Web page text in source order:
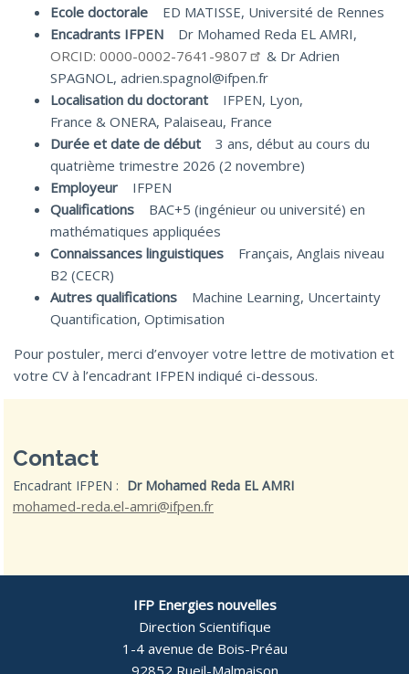
Ecole doctorale
ED MATISSE, Université de Rennes
Encadrants IFPEN
Dr Mohamed Reda EL AMRI,
ORCID: 0000-0002-7641-9807
& Dr Adrien
SPAGNOL, adrien.spagnol@ifpen.fr
Localisation du doctorant
IFPEN, Lyon,
France & ONERA, Palaiseau, France
Durée et date de début
3 ans, début au cours du
quatrième trimestre 2026 (2 novembre)
Employeur
IFPEN
Qualifications BAC+5 (ingénieur ou université) en
mathématiques appliquées
Connaissances linguistiques Français, Anglais niveau
B2 (CECR)
Autres qualifications
Machine Learning, Uncertainty
Quantification, Optimisation
Pour postuler, merci d’envoyer votre lettre de motivation et
votre CV à l’encadrant IFPEN indiqué ci-dessous.
Contact
Encadrant IFPEN : Dr Mohamed Reda EL AMRI
mohamed-reda.el-amri@ifpen.fr
IFP Energies nouvelles
Direction Scientifique
1-4 avenue de Bois-Préau
92852 Rueil-Malmaison